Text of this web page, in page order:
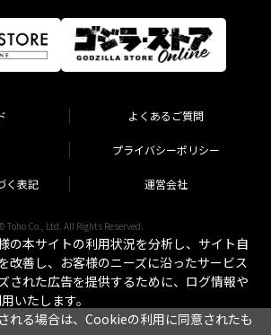
よくあるご質問
プライバシーポリシー
く表記 運営会社
Toho Co., Ltd. All Rights Reserved.
の本サイトの利用状況を分析し、サイト自
改善し、お客様のニーズに沿ったサービス
された広告を提供するために、ログ情報や
いたします。
れる場合は、Cookieの利用に同意されたも